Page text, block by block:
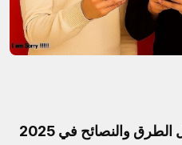
والنصائح في 2025